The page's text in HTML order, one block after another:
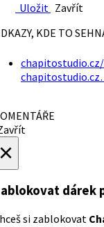
Uložit Zavřít
KDE TO
dárek
si zablokovat